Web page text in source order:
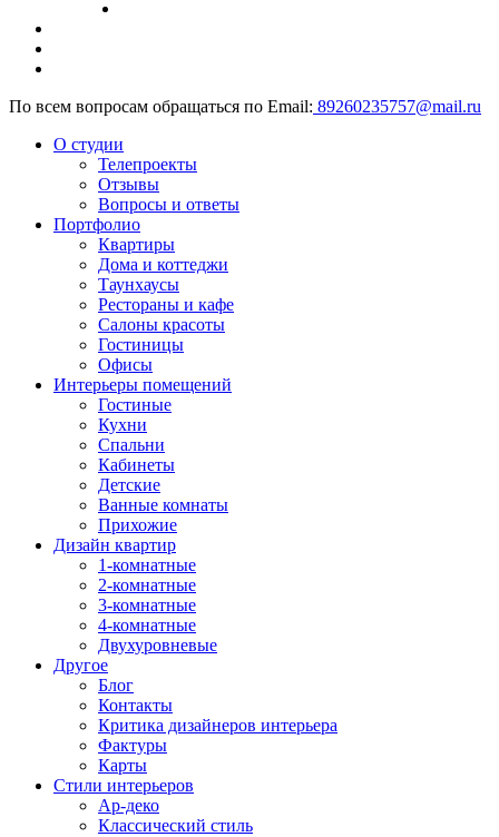
По всем вопросам обращаться по Email: 89260235757@mail.ru
О студии
Телепроекты
Отзывы
Вопросы и ответы
Портфолио
Квартиры
Дома и коттеджи
Таунхаусы
Рестораны и кафе
Салоны красоты
Гостиницы
Офисы
Интерьеры помещений
Гостиные
Кухни
Спальни
Кабинеты
Детские
Ванные комнаты
Прихожие
Дизайн квартир
1-комнатные
2-комнатные
3-комнатные
4-комнатные
Двухуровневые
Другое
Блог
Контакты
Критика дизайнеров интерьера
Фактуры
Карты
Стили интерьеров
Ар-деко
Классический стиль